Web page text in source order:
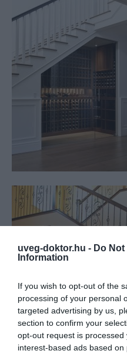
uveg-doktor.hu - Do
Information
If you wish to opt-out of the
processing of your personal
targeted advertising by us,
section to confirm your
opt-out request is
interest-based ads based